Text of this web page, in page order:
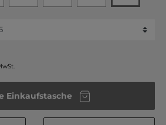
Einkaufstasche